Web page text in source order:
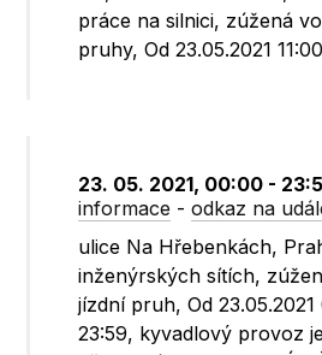
práce na silnici, zúžená
pruhy, Od 23.05.2021
23. 05. 2021, 00:00 -
informace -odkaz na
ulice Na Hřebenkách,
inženýrských sítích,
jízdní pruh, Od 23.05.2021
23:59, kyvadlový provoz